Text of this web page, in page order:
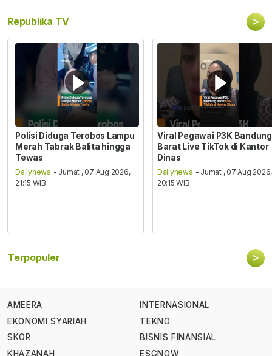
Republika TV >
Polisi Diduga Terobos Lampu
Merah Tabrak Balita hingga
Tewas
Dailynews - Jumat , 07 Aug 2026,
21:15 WIB
Viral Pegawai P3K Bandung
Barat Live TikTok di Kantor
Dinas
Dailynews - Jumat , 07 Aug 2026,
20:15 WIB
Terpopuler >
AMEERA
EKONOMI SYARIAH
SKOR
KHAZANAH
INTERNASIONAL
TEKNO
BISNIS FINANSIAL
ESGNOW